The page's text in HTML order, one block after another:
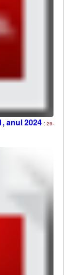
anul 2024 : 29-